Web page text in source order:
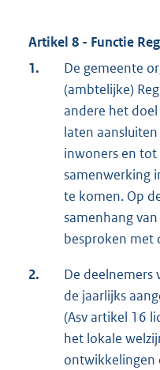
Artikel 8 - Functie
1.
De gemeente
(ambtelijke)
andere het
laten
inwoners en
samenwerking
te komen. Op
samenhang
besproken met
2.
De deelnemers
de jaarlijks
(Asv artikel 16
het lokale
ontwikkelingen